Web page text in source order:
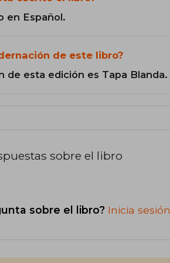
en Español.
de este libro?
de esta edición es Tapa Blanda.
sobre el libro
sobre el libro? Inicia sesión